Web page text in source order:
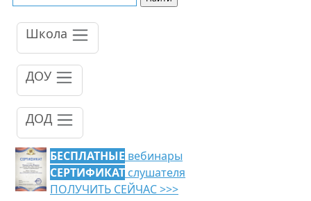
Школа
ДОУ
ДОД
БЕСПЛАТНЫЕ вебинары
СЕРТИФИКАТ слушателя
ПОЛУЧИТЬ СЕЙЧАС >>>